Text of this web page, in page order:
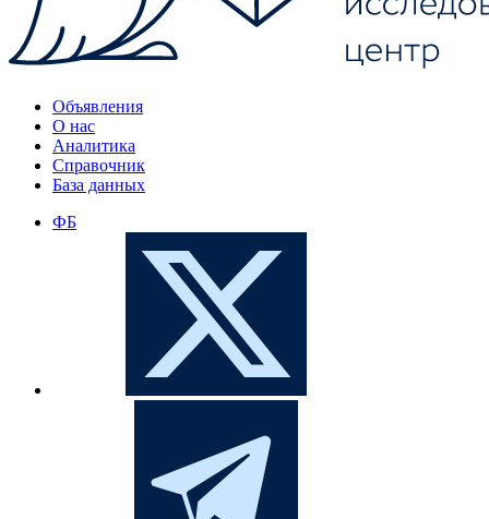
Объявления
О нас
Аналитика
Справочник
База данных
ФБ